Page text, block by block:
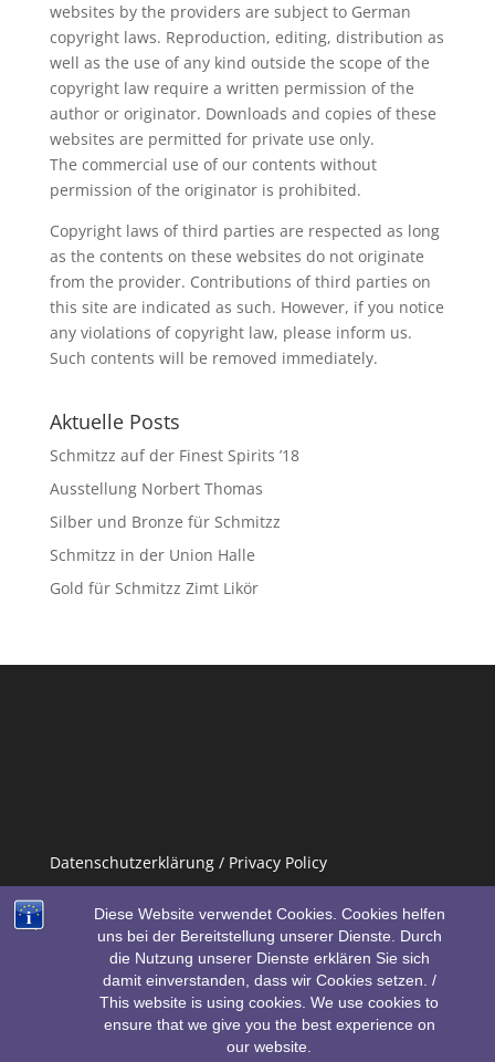
Diese Website verwendet Cookies. Cookies helfen
uns bei der Bereitstellung unserer Dienste. Durch
die Nutzung unserer Dienste erklären Sie sich
damit einverstanden, dass wir Cookies setzen. /
This website is using cookies. We use cookies to
ensure that we give you the best experience on
our website.
websites by the providers are subject to German
copyright laws. Reproduction, editing, distribution as
well as the use of any kind outside the scope of the
copyright law require a written permission of the
author or originator. Downloads and copies of these
websites are permitted for private use only.
The commercial use of our contents without
permission of the originator is prohibited.
Copyright laws of third parties are respected as long
as the contents on these websites do not originate
from the provider. Contributions of third parties on
this site are indicated as such. However, if you notice
any violations of copyright law, please inform us.
Such contents will be removed immediately.
Aktuelle Posts
Schmitzz auf der Finest Spirits ’18
Ausstellung Norbert Thomas
Silber und Bronze für Schmitzz
Schmitzz in der Union Halle
Gold für Schmitzz Zimt Likör
Datenschutzerklärung / Privacy Policy